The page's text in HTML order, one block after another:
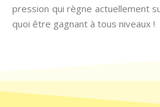
pression qui règne actuellement
quoi être gagnant à tous niveaux !